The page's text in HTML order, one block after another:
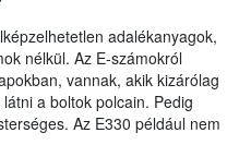
adalékanyagok,
nélkül. Az E-számokról
vannak, akik kizárólag
a boltok polcain. Pedig
Az E330 például nem